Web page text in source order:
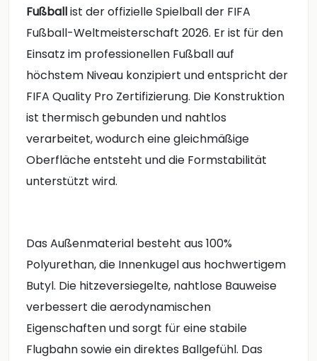
Fußballist der offizielle Spielball der FIFA
Fußball-Weltmeisterschaft 2026. Er ist für den
Einsatz im professionellen Fußball auf
höchstem Niveau konzipiert und entspricht der
FIFA Quality Pro Zertifizierung. Die Konstruktion
ist thermisch gebunden und nahtlos
verarbeitet, wodurch eine gleichmäßige
Oberfläche entsteht und die Formstabilität
unterstützt wird.
Das Außenmaterial besteht aus 100%
Polyurethan, die Innenkugel aus hochwertigem
Butyl. Die hitzeversiegelte, nahtlose Bauweise
verbessert die aerodynamischen
Eigenschaften und sorgt für eine stabile
Flugbahn sowie ein direktes Ballgefühl. Das